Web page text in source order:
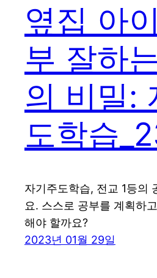
옆집 아
부 잘하
의 비밀:
도학습
자기주도학습, 전교 1등의
요. 스스로 공부를 계획하
해야 할까요?
2023년 01월 29일